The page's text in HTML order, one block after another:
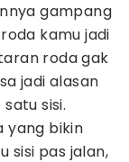
gampang
kamu jadi
roda gak
jadi alasan
sisi.
yang bikin
sisi pas jalan,